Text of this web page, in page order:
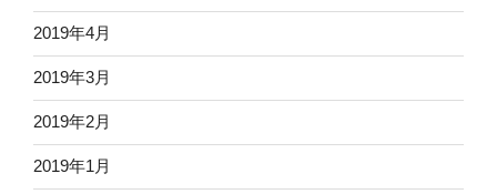
2019年4月
2019年3月
2019年2月
2019年1月